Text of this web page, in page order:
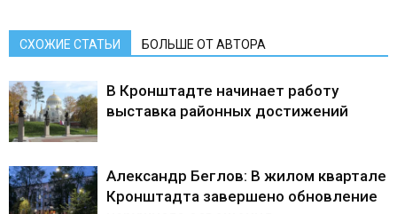
СХОЖИЕ СТАТЬИ БОЛЬШЕ ОТ АВТОРА
В Кронштадте начинает работу
выставка районных достижений
Александр Беглов: В жилом квартале
Кронштадта завершено обновление